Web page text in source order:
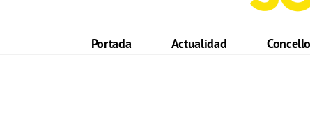
Portada Actualidad